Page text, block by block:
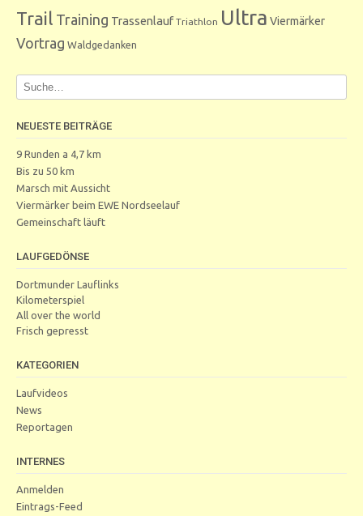
Trail Training Trassenlauf Triathlon Ultra Viermärker
Vortrag Waldgedanken
NEUESTE BEITRÄGE
9 Runden a 4,7 km
Bis zu 50 km
Marsch mit Aussicht
Viermärker beim EWE Nordseelauf
Gemeinschaft läuft
LAUFGEDÖNSE
Dortmunder Lauflinks
Kilometerspiel
All over the world
Frisch gepresst
KATEGORIEN
Laufvideos
News
Reportagen
INTERNES
Anmelden
Eintrags-Feed